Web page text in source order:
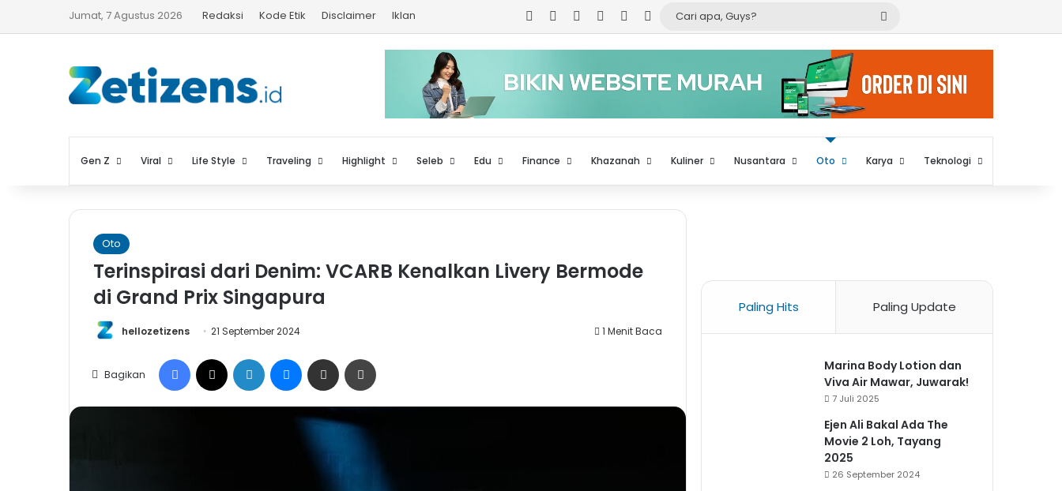
Jumat, 7 Agustus 2026 Redaksi Kode Etik Disclaimer Iklan FacebookYouTubeInstagram
TikTokLog In
Guys?
Gen Z Viral Life Style Traveling Highlight Seleb Edu Finance Khazanah Kuliner Nusantara Oto Karya Teknologi
Oto
Terinspirasi dari Denim: VCARB Kenalkan Livery Bermode
di Grand Prix Singapura
hellozetizens 21 September 2024 1 Menit Baca
Bagikan
Facebook LinkedIn Messenger
Share via Email
Paling Hits Paling Update
Marina Body Lotion dan
Viva Air Mawar, Juwarak!
7 Juli 2025
Ejen Ali Bakal Ada The
Movie 2 Loh, Tayang
2025
26 September 2024